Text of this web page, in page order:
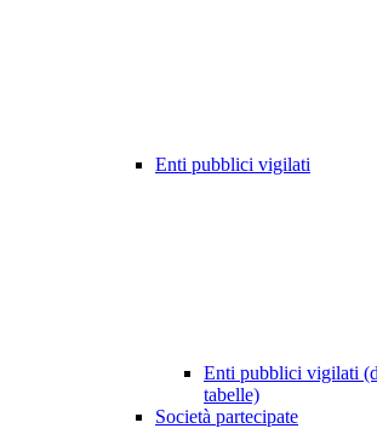
Enti pubblici vigilati
Enti pubblici vigilati
tabelle)
Società partecipate